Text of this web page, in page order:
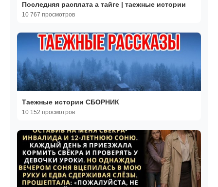
Последняя расплата а тайге | таежные истории
10 767 просмотров
Таежные истории СБОРНИК
10 152 просмотров